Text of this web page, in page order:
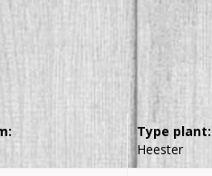
Type plant:
Heester